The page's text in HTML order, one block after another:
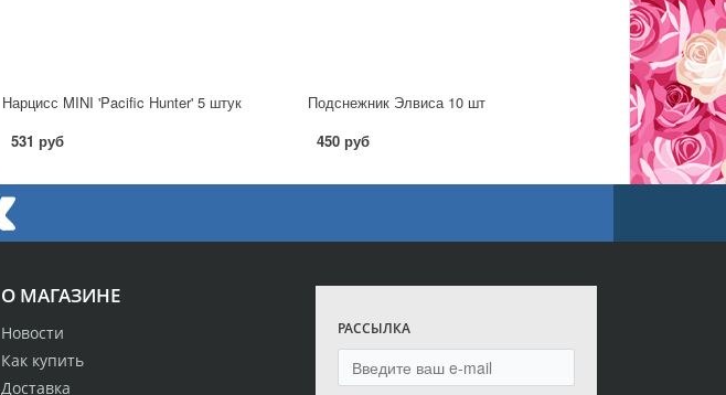
Нарцисс MINI 'Pacific Hunter' 5 штук
531 руб
Подснежник Элвиса 10 шт
450 руб
О МАГАЗИНЕ
Новости
Как купить
Доставка
РАССЫЛКА